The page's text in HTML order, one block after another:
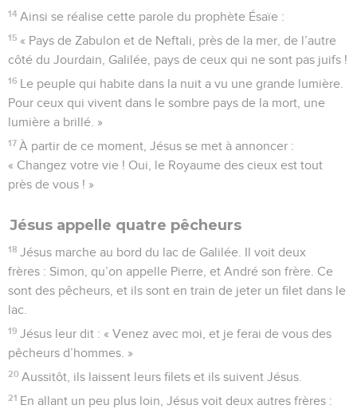
14 Ainsi se réalise cette parole du prophète Ésaïe :
15 « Pays de Zabulon et de Neftali, près de la mer, de l’autre
côté du Jourdain, Galilée, pays de ceux qui ne sont pas juifs !
16 Le peuple qui habite dans la nuit a vu une grande lumière.
Pour ceux qui vivent dans le sombre pays de la mort, une
lumière a brillé. »
17 À partir de ce moment, Jésus se met à annoncer :
« Changez votre vie ! Oui, le Royaume des cieux est tout
près de vous ! »
Jésus appelle quatre pêcheurs
18 Jésus marche au bord du lac de Galilée. Il voit deux
frères : Simon, qu’on appelle Pierre, et André son frère. Ce
sont des pêcheurs, et ils sont en train de jeter un filet dans le
lac.
19 Jésus leur dit : « Venez avec moi, et je ferai de vous des
pêcheurs d’hommes. »
20 Aussitôt, ils laissent leurs filets et ils suivent Jésus.
21 En allant un peu plus loin, Jésus voit deux autres frères :